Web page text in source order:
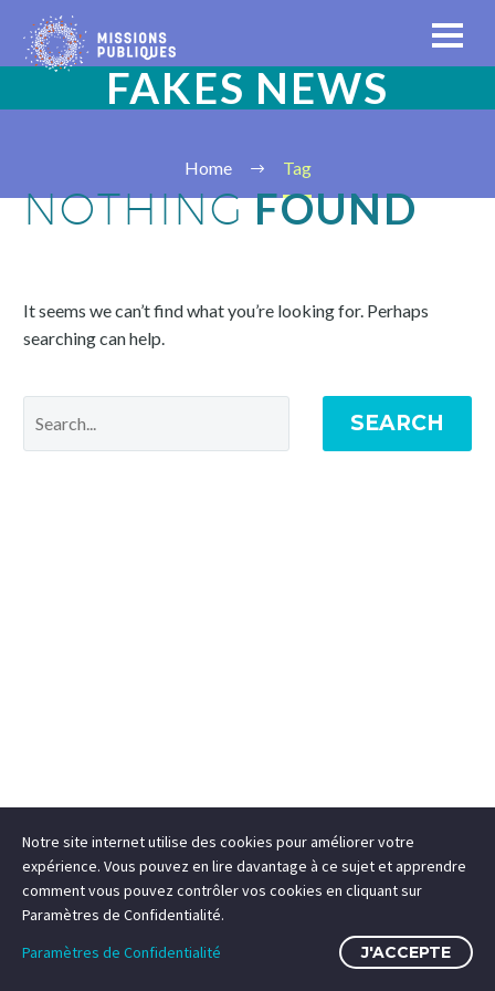
FAKES NEWS
Home Tag
NOTHINGFOUND
It seems we can’t find what you’re looking for. Perhaps
searching can help.
SEARCH
Notre site internet utilise des cookies pour améliorer votre
expérience. Vous pouvez en lire davantage à ce sujet et apprendre
comment vous pouvez contrôler vos cookies en cliquant sur
Paramètres de Confidentialité.
Paramètres de Confidentialité
J'ACCEPTE